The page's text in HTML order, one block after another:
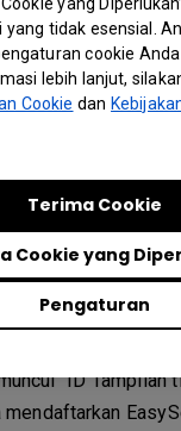
tidak esensial.
cookie
lebih lanjut,
Cookie dan
Pengaturan
Cookie yang
Terima Cookie
cara menambahkan
ID unik
kode QR
cara menggunakan
perangkat dari
"ID Tampilan
mendaftarkan